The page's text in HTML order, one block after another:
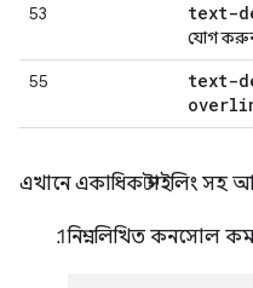
53
text-
যোগ
55
text-
এখানে একাধিক স্টাইলিং
নিম্নলিখিত কনসোল